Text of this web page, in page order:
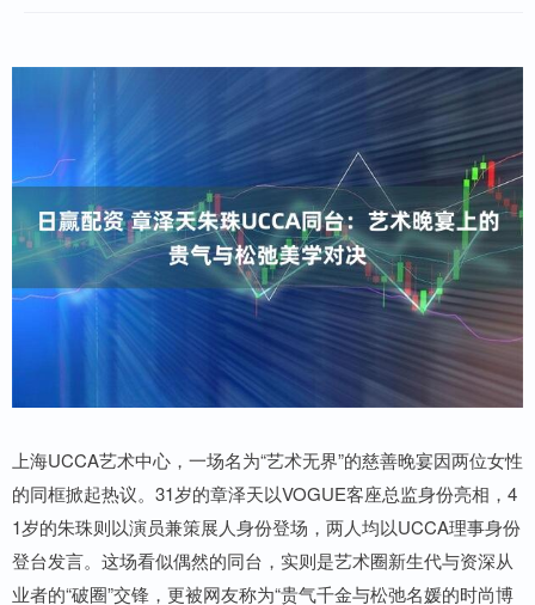
上海UCCA艺术中心，一场名为“艺术无界”的慈善晚宴因两位女性
的同框掀起热议。31岁的章泽天以VOGUE客座总监身份亮相，4
1岁的朱珠则以演员兼策展人身份登场，两人均以UCCA理事身份
登台发言。这场看似偶然的同台，实则是艺术圈新生代与资深从
业者的“破圈”交锋，更被网友称为“贵气千金与松弛名媛的时尚博